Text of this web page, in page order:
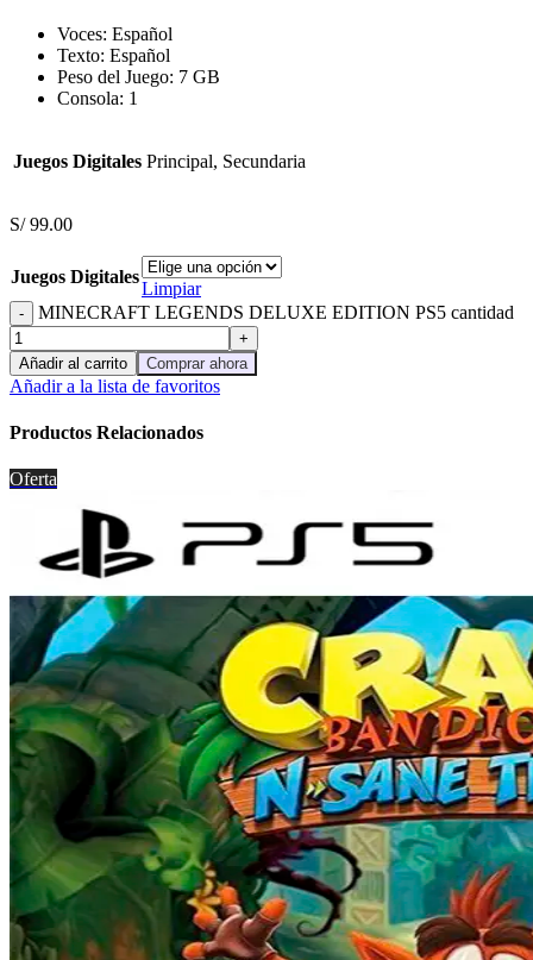
Voces: Español
Texto: Español
Peso del Juego: 7 GB
Consola: 1
Juegos Digitales Principal, Secundaria
S/99.00
Juegos Digitales
Limpiar
MINECRAFT LEGENDS DELUXE EDITION PS5 cantidad
Añadir al carrito Comprar ahora
Añadir a la lista de favoritos
Productos Relacionados
Oferta